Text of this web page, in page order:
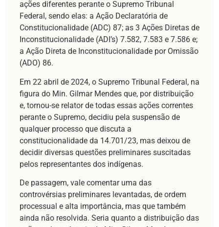
ações diferentes perante o Supremo Tribunal
Federal, sendo elas: a Ação Declaratória de
Constitucionalidade (ADC) 87; as 3 Ações Diretas de
Inconstitucionalidade (ADI’s) 7.582, 7.583 e 7.586 e;
a Ação Direta de Inconstitucionalidade por Omissão
(ADO) 86.
Em 22 abril de 2024, o Supremo Tribunal Federal, na
figura do Min. Gilmar Mendes que, por distribuição
e, tornou-se relator de todas essas ações correntes
perante o Supremo, decidiu pela suspensão de
qualquer processo que discuta a
constitucionalidade da 14.701/23, mas deixou de
decidir diversas questões preliminares suscitadas
pelos representantes dos indígenas.
De passagem, vale comentar uma das
controvérsias preliminares levantadas, de ordem
processual e alta importância, mas que também
ainda não resolvida. Seria quanto a distribuição das